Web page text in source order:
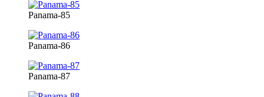
Panama-85
Panama-86
Panama-87